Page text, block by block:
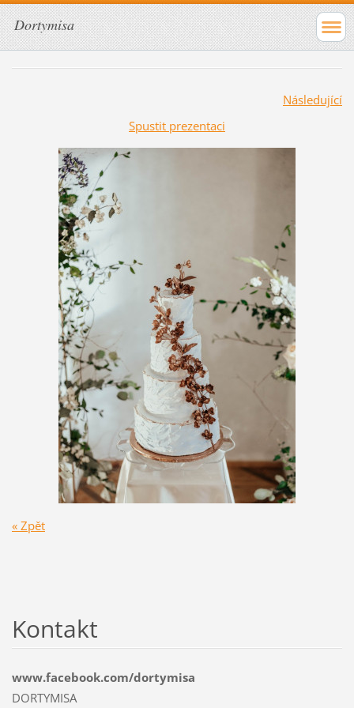
Dortymisa
Následující
Spustit prezentaci
« Zpět
Kontakt
www.facebook.com/dortymisa
DORTYMISA